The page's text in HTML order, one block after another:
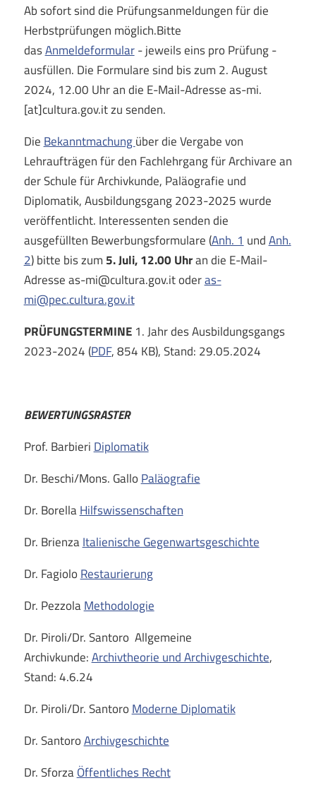
Ab sofort sind die Prüfungsanmeldungen für die
Herbstprüfungen möglich.Bitte
dasAnmeldeformular- jeweils eins pro Prüfung -
ausfüllen. Die Formulare sind bis zum 2. August
2024, 12.00 Uhr an die E-Mail-Adresse as-mi.
[at]cultura.gov.it zu senden.
Die Bekanntmachungüber die Vergabe von
Lehraufträgen für den Fachlehrgang für Archivare an
der Schule für Archivkunde, Paläografie und
Diplomatik, Ausbildungsgang 2023-2025 wurde
veröffentlicht. Interessenten senden die
ausgefüllten Bewerbungsformulare (Anh. 1 undAnh.
2) bitte bis zum 5. Juli, 12.00 Uhran die E-Mail-
Adresse as-mi@cultura.gov.it oderas-
mi@pec.cultura.gov.it
PRÜFUNGSTERMINE 1. Jahr des Ausbildungsgangs
2023-2024 (PDF, 854 KB), Stand: 29.05.2024
BEWERTUNGSRASTER
Prof. Barbieri Diplomatik
Dr. Beschi/Mons. Gallo Paläografie
Dr. BorellaHilfswissenschaften
Dr. BrienzaItalienische Gegenwartsgeschichte
Dr. Fagiolo Restaurierung
Dr. PezzolaMethodologie
Dr. Piroli/Dr. Santoro Allgemeine
Archivkunde:Archivtheorie und Archivgeschichte,
Stand: 4.6.24
Dr. Piroli/Dr. Santoro Moderne Diplomatik
Dr. SantoroArchivgeschichte
Dr. SforzaÖffentliches Recht